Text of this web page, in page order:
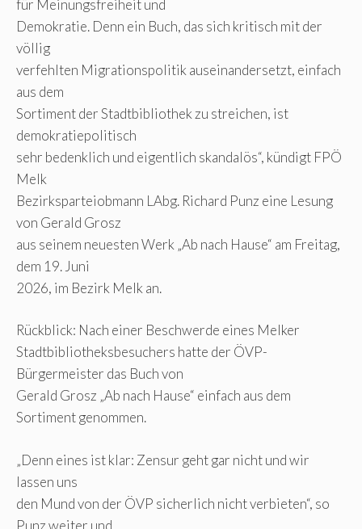
für Meinungsfreiheit und
Demokratie. Denn ein Buch, das sich kritisch mit der
völlig
verfehlten Migrationspolitik auseinandersetzt, einfach
aus dem
Sortiment der Stadtbibliothek zu streichen, ist
demokratiepolitisch
sehr bedenklich und eigentlich skandalös“, kündigt FPÖ
Melk
Bezirksparteiobmann LAbg. Richard Punz eine Lesung
von Gerald Grosz
aus seinem neuesten Werk „Ab nach Hause“ am Freitag,
dem 19. Juni
2026, im Bezirk Melk an.
Rückblick: Nach einer Beschwerde eines Melker
Stadtbibliotheksbesuchers hatte der ÖVP-
Bürgermeister das Buch von
Gerald Grosz „Ab nach Hause“ einfach aus dem
Sortiment genommen.
„Denn eines ist klar: Zensur geht gar nicht und wir
lassen uns
den Mund von der ÖVP sicherlich nicht verbieten“, so
Punz weiter und